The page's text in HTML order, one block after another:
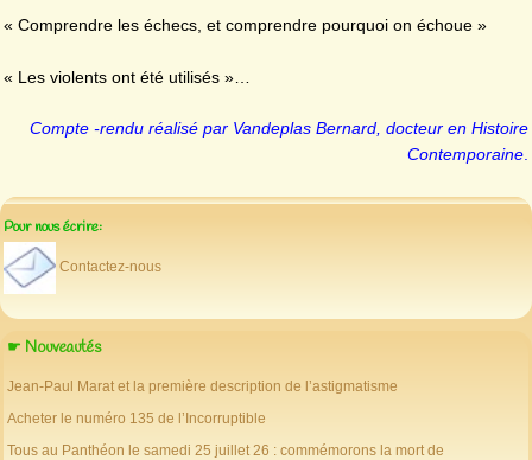
« Comprendre les échecs, et comprendre pourquoi on échoue »
« Les violents ont été utilisés »…
Compte -rendu réalisé par Vandeplas Bernard, docteur en Histoire
Contemporaine
Pour nous écrire:
Contactez-nous
☛ Nouveautés
Jean-Paul Marat et la première description de l’astigmatisme
Acheter le numéro 135 de l’Incorruptible
Tous au Panthéon le samedi 25 juillet 26 : commémorons la mort de